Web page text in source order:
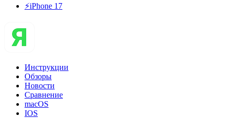
⚡️iPhone 17
Инструкции
Обзоры
Новости
Сравнение
macOS
IOS